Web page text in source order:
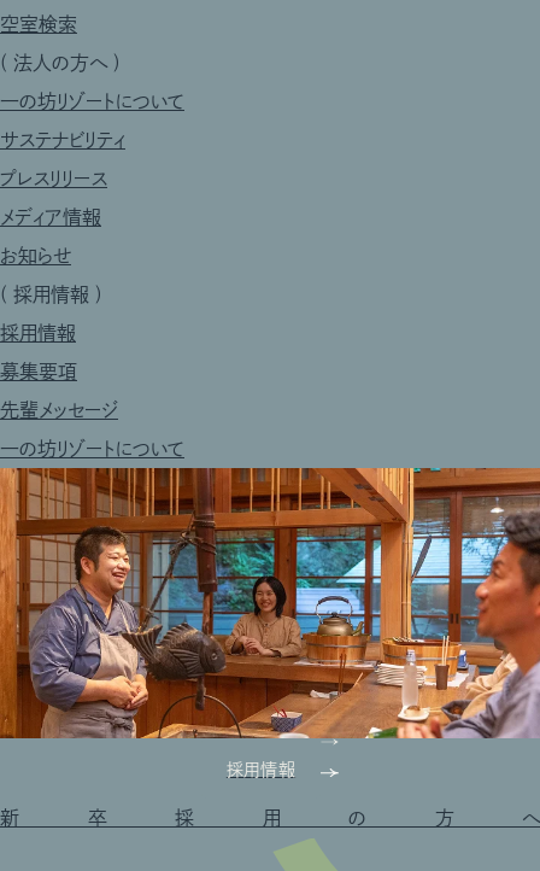
空室検索
( 法人の方へ )
一の坊リゾートについて
サステナビリティ
プレスリリース
メディア情報
お知らせ
( 採用情報 )
採用情報
募集要項
先輩メッセージ
一の坊リゾートについて
採用情報
新卒採用の方へ